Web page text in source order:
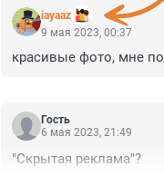
iayaaz
9 мая 2023, 00:37
красивые фото, мне
Гость
6 мая 2023, 21:49
"Скрытая реклама"?